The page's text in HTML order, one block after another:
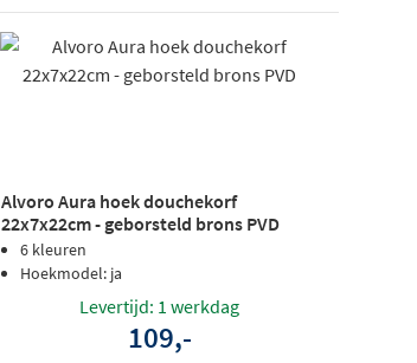
Alvoro Aura hoek douchekorf
22x7x22cm - geborsteld brons PVD
6 kleuren
Hoekmodel: ja
Levertijd: 1 werkdag
109,-